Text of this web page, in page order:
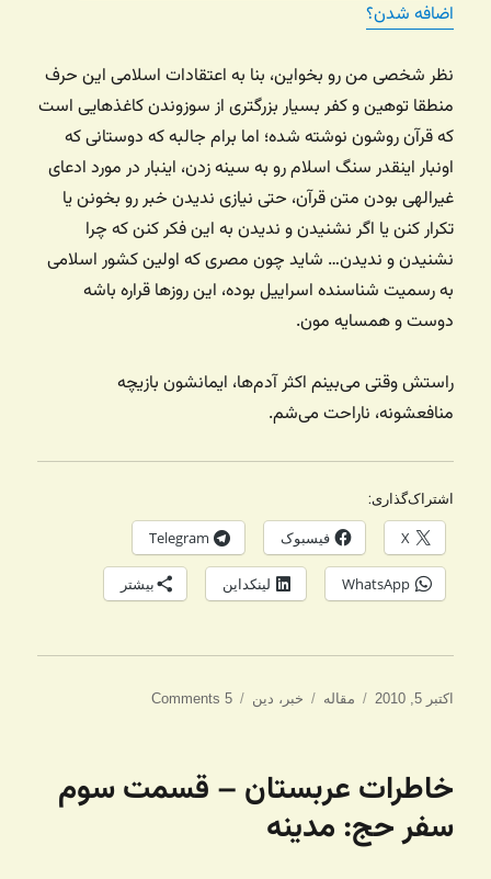
اضافه شدن؟
نظر شخصی من رو بخواین، بنا به اعتقادات اسلامی این حرف
منطقا توهین و کفر بسیار بزرگتری از سوزوندن کاغذهایی است
که قرآن روشون نوشته شده؛ اما برام جالبه که دوستانی که
اونبار اینقدر سنگ اسلام رو به سینه زدن، اینبار در مورد ادعای
غیرالهی بودن متن قرآن، حتی نیازی ندیدن خبر رو بخونن یا
تکرار کنن یا اگر نشنیدن و ندیدن به این فکر کنن که چرا
نشنیدن و ندیدن… شاید چون مصری که اولین کشور اسلامی
به رسمیت شناسنده اسراییل بوده، این روزها قراره باشه
دوست و همسایه مون.
راستش وقتی می‌بینم اکثر آدم‌ها، ایمانشون بازیچه
منافعشونه، ناراحت می‌شم.
اشتراک‌گذاری:
X فیسبوک Telegram
WhatsApp لینکداین بیشتر
ارسال
اکتبر 5, 2010 دسته‌ها
مقاله برچسب‌ها
خبر ، دین 5 Comments
خاطرات عربستان – قسمت سوم
سفر حج: مدینه